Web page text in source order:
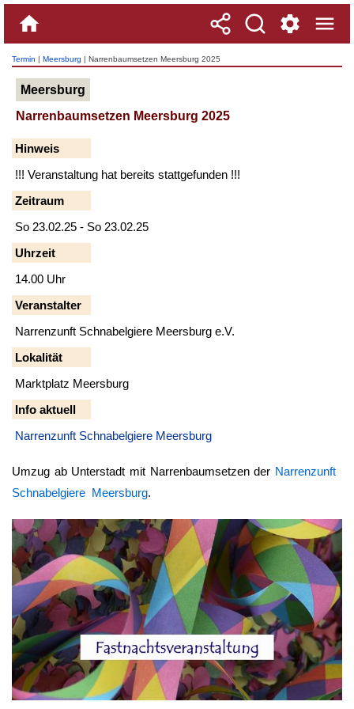
Termin | Meersburg | Narrenbaumsetzen Meersburg 2025
Meersburg
Narrenbaumsetzen Meersburg 2025
Hinweis
!!! Veranstaltung hat bereits stattgefunden !!!
Zeitraum
So 23.02.25 - So 23.02.25
Uhrzeit
14.00 Uhr
Veranstalter
Narrenzunft Schnabelgiere Meersburg e.V.
Lokalität
Marktplatz Meersburg
Info aktuell
Narrenzunft Schnabelgiere Meersburg
Umzug ab Unterstadt mit Narrenbaumsetzen der Narrenzunft
Schnabelgiere Meersburg.